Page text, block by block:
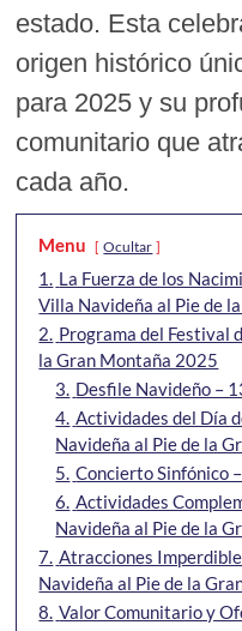
estado. Esta
origen histórico
para 2025 y su
comunitario que
cada año.
Menu Ocultar
1. La Fuerza de los
Villa Navideña al Pie de
2. Programa del Festival
la Gran Montaña 2025
3. Desfile Navideño –
4. Actividades del Día
Navideña al Pie de la
5. Concierto Sinfónico
6. Actividades
Navideña al Pie de la
7. Atracciones
Navideña al Pie de la
8. Valor Comunitario y